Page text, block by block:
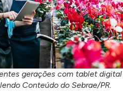
gerações com tablet digital
Conteúdo do Sebrae/PR.